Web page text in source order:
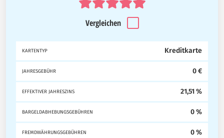
Vergleichen
KARTENTYP Kreditkarte
JAHRESGEBÜHR 0 €
EFFEKTIVER JAHRESZINS 21,51 %
BARGELDABHEBUNGSGEBÜHREN 0 %
FREMDWÄHRUNGSGEBÜHREN 0 %